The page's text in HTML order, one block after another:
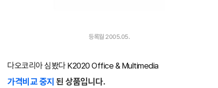
등록월 2005.05.
다오코리아 심봤다 K2020 Office & Multimedia
가격비교 중지 된 상품입니다.